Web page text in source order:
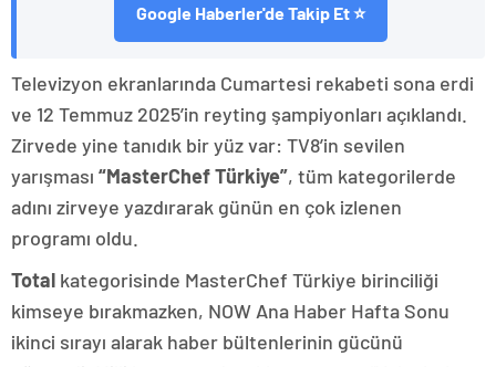
Google Haberler'de Takip Et ⭐
Televizyon ekranlarında Cumartesi rekabeti sona erdi
ve 12 Temmuz 2025’in reyting şampiyonları açıklandı.
Zirvede yine tanıdık bir yüz var: TV8’in sevilen
yarışması “MasterChef Türkiye”, tüm kategorilerde
adını zirveye yazdırarak günün en çok izlenen
programı oldu.
Total kategorisinde MasterChef Türkiye birinciliği
kimseye bırakmazken, NOW Ana Haber Hafta Sonu
ikinci sırayı alarak haber bültenlerinin gücünü